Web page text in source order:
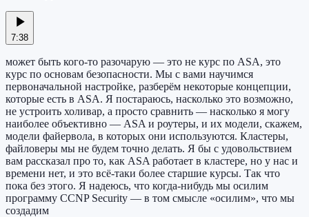
7:38
может быть кого-то разочарую — это не курс по ASA, это
курс по основам безопасности. Мы с вами научимся
первоначальной настройке, разберём некоторые концепции,
которые есть в ASA. Я постараюсь, насколько это возможно,
не устроить холивар, а просто сравнить — насколько я могу
наиболее объективно — ASA и роутеры, и их модели, скажем,
модели файервола, в которых они используются. Кластеры,
файловеры мы не будем точно делать. Я бы с удовольствием
вам рассказал про то, как ASA работает в кластере, но у нас и
времени нет, и это всё-таки более старшие курсы. Так что
пока без этого. Я надеюсь, что когда-нибудь мы осилим
программу CCNP Security — в том смысле «осилим», что мы
создадим